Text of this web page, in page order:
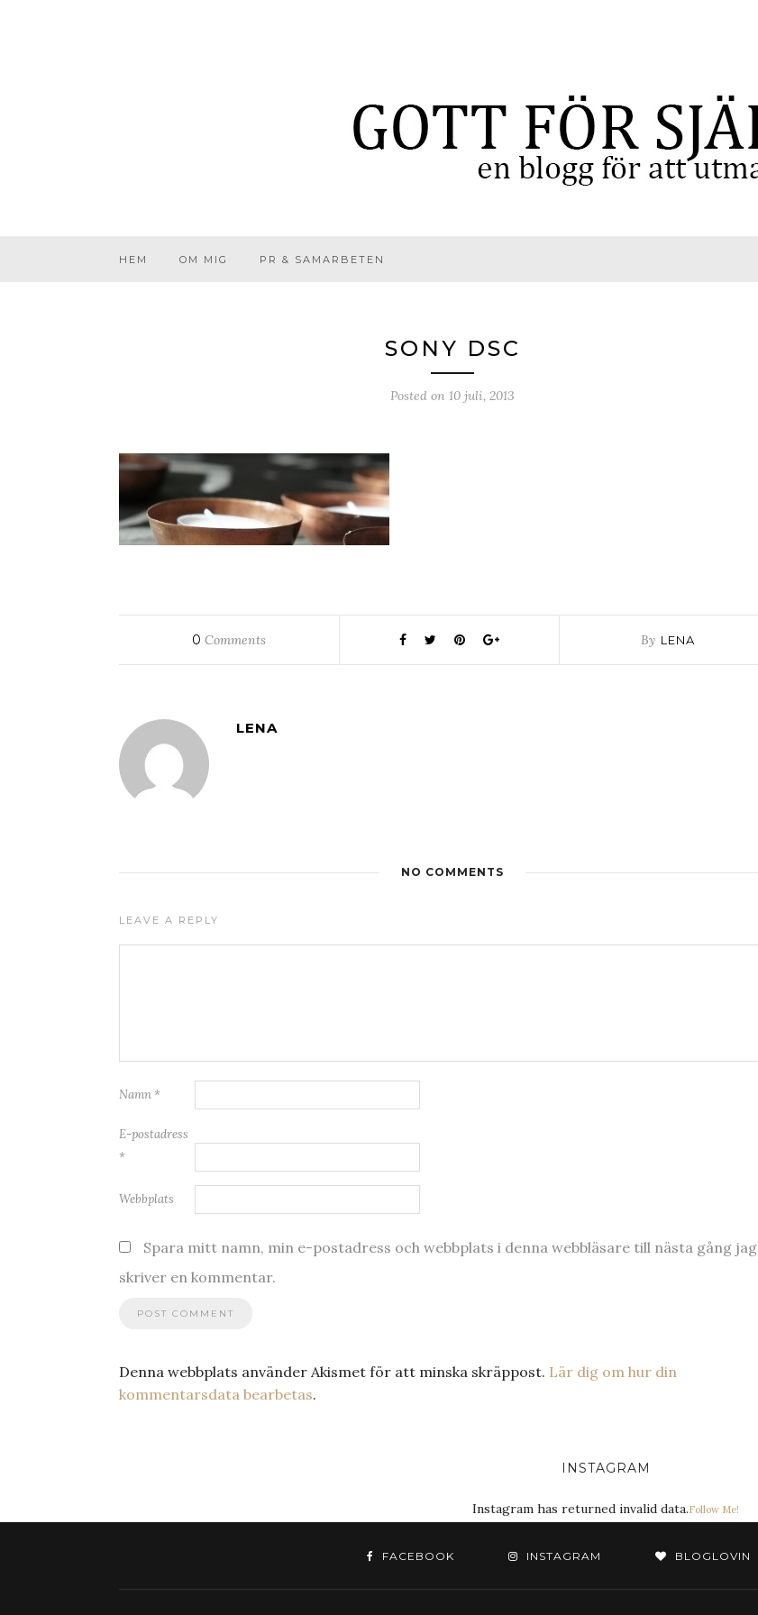
HEM OM MIG PR & SAMARBETEN
SONY DSC
Posted on 10 juli, 2013
0 Comments By LENA
LENA
NO COMMENTS
LEAVE A REPLY
Namn *
E-postadress
*
Webbplats
Spara mitt namn, min e-postadress och webbplats i denna webbläsare till nästa gång jag
skriver en kommentar.
Denna webbplats använder Akismet för att minska skräppost. Lär dig om hur din
kommentarsdata bearbetas.
INSTAGRAM
Instagram has returned invalid data.Follow Me!
FACEBOOK INSTAGRAM BLOGLOVIN